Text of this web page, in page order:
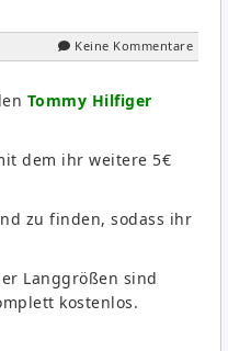
Keine Kommentare
Tommy Hilfiger
dem ihr weitere 5€
zu finden, sodass ihr
Langgrößen sind
kostenlos.